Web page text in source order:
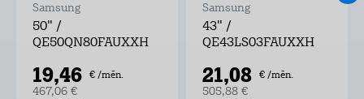
Samsung
50" /
QE50QN80FAUXXH
19,46 € /mēn.
467,06 €
Samsung
43" /
QE43LS03FAUXXH
21,08 € /mēn.
505,88 €